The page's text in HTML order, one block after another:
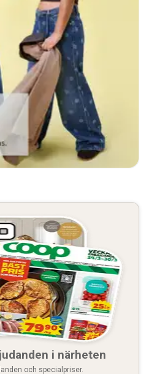
i närheten
och specialpriser.